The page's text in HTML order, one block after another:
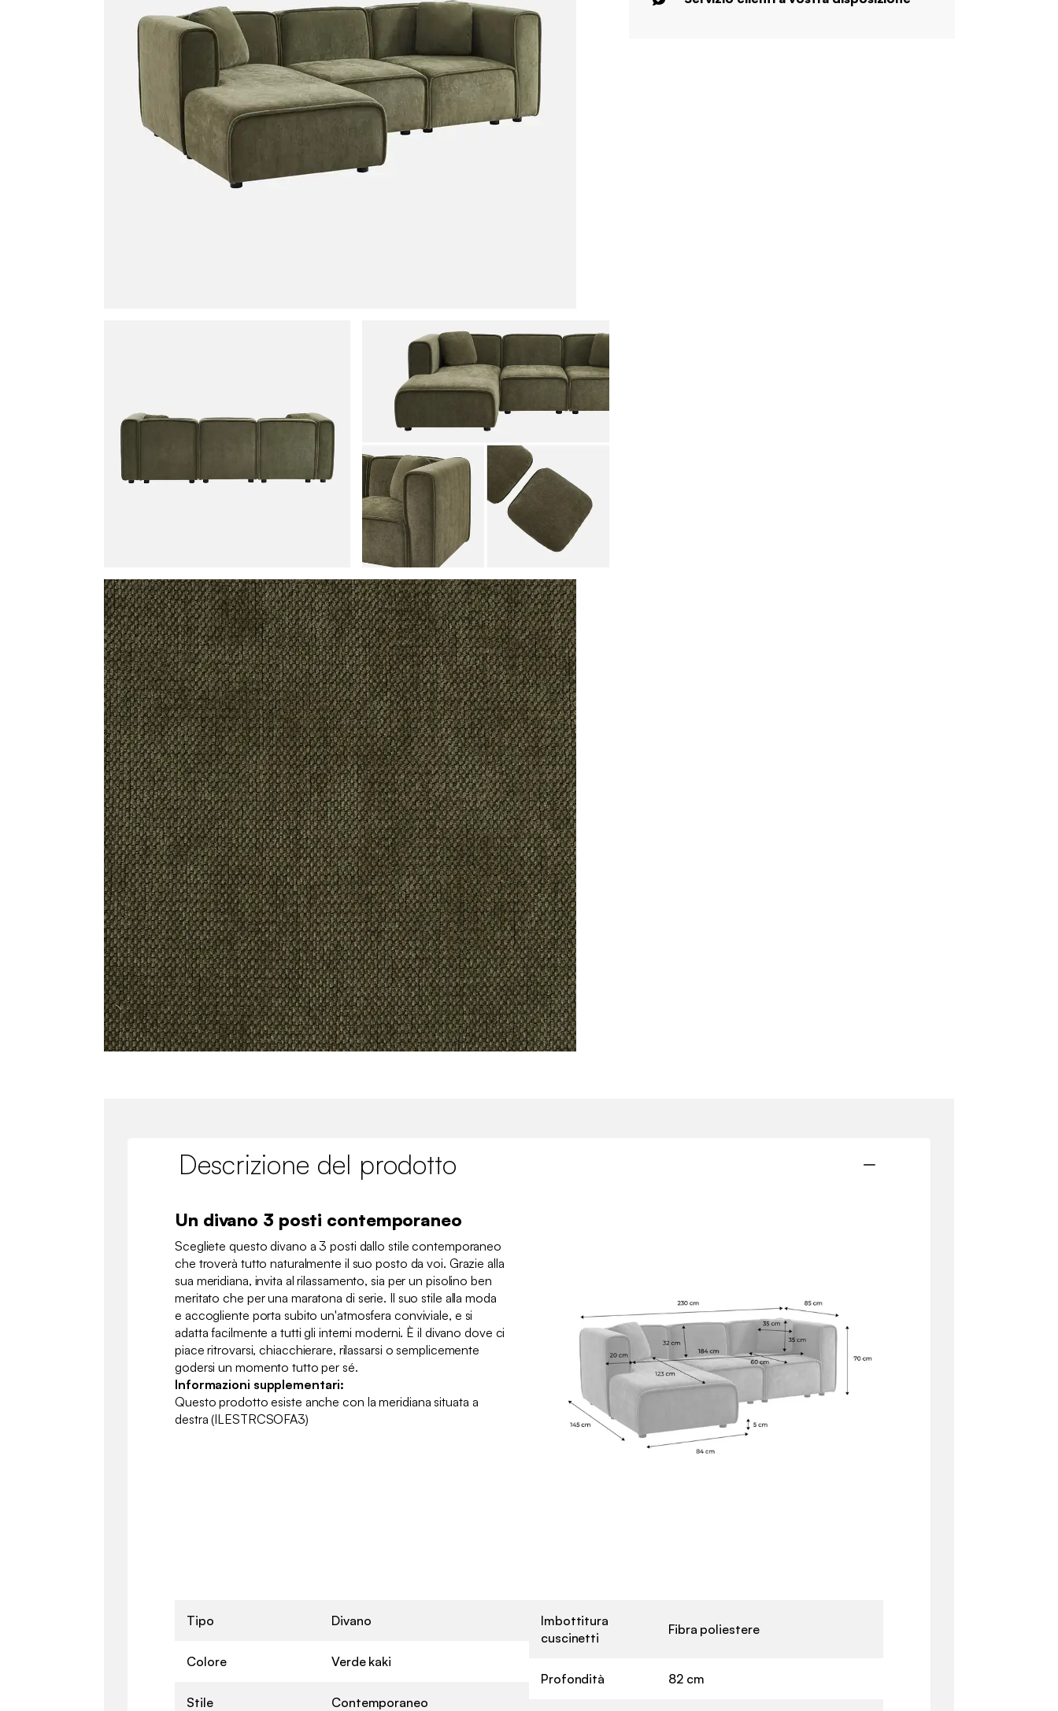
Descrizione del prodotto
Un divano 3 posti contemporaneo
Scegliete questo divano a 3 posti dallo stile contemporaneo
che troverà tutto naturalmente il suo posto da voi. Grazie alla
sua meridiana, invita al rilassamento, sia per un pisolino ben
meritato che per una maratona di serie. Il suo stile alla moda
e accogliente porta subito un'atmosfera conviviale, e si
adatta facilmente a tutti gli interni moderni. È il divano dove ci
piace ritrovarsi, chiacchierare, rilassarsi o semplicemente
godersi un momento tutto per sé.
Informazioni supplementari:
Questo prodotto esiste anche con la meridiana situata a
destra (ILESTRCSOFA3)
Tipo Divano
Colore Verde kaki
Stile Contemporaneo
Imbottitura
cuscinetti
Fibra poliestere
Profondità 82 cm